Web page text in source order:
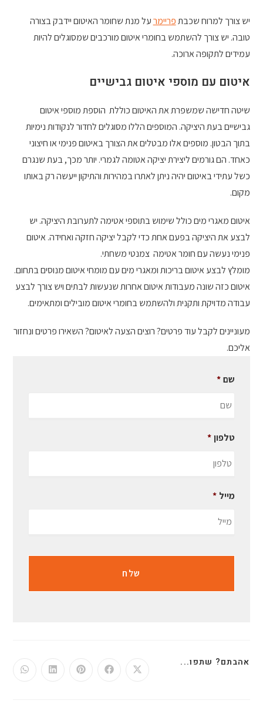
יש צורך למרוח שכבתפריימרעל מנת שחומר האיטום יידבק בצורה
טובה. יש צורך להשתמש בחומרי איטום מורכבים שמסוגלים להיות
עמידים לתקופה ארוכה.
איטום עם מוספי איטום גבישיים
שיטה חדישה שמשפרת את האיטום כוללת הוספת מוספי איטום
גבישיים בעת היציקה. המוספים הללו מסוגלים לחדור לנקודות נימיות
בתוך הבטון. מוספים אלו מבטלים את הצורך באיטום פנימי או חיצוני
כאחד. הם גורמים ליצירת יציקה אטומה לגמרי. יותר מכך, בעת שנגרם
כשל עתידי באיטום יהיה ניתן לאתרו במהירות והתיקון ייעשה רק באותו
מקום.
איטום מאגרי מים כולל שימוש בתוספי אטימה לתערובת היציקה. יש
לבצע את היציקה בפעם אחת כדי לקבל יציקה חזקה ואחידה. איטום
פנימי נעשה עם חומר אטימה צמנטי משחתי.
מומלץ לבצע איטום בריכות ומאגרי מים עם מומחי איטום מנוסים בתחום.
איטום כזה שונה מעבודות איטום אחרות שנעשות לבתים ויש צורך לבצע
עבודה מדויקת ותקנית ולהשתמש בחומרי איטום מובילים ומתאימים.
מעוניינים לקבל עוד פרטים? רוצים הצעה לאיטום? השאירו פרטים ונחזור
אליכם.
שם *
טלפון *
מייל *
אהבתם? שתפו...